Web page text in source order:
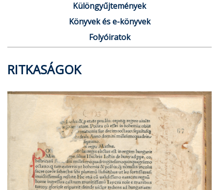
Különgyűjtemények
Könyvek és e-könyvek
Folyóiratok
RITKASÁGOK